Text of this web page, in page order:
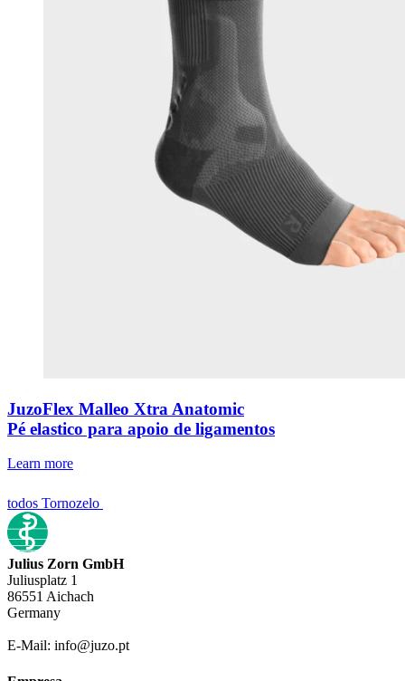
JuzoFlex Malleo Xtra Anatomic
Pé elastico para apoio de ligamentos
Learn more
todos Tornozelo
Julius Zorn GmbH
Juliusplatz 1
86551 Aichach
Germany
E-Mail: info@juzo.pt